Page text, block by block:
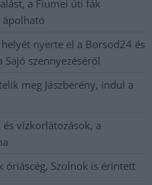
a Fiumei úti fák
ápolható
nyerte el a Borsod24 és
szennyezéséről
meg Jászberény, indul a
vízkorlátozások, a
óriáscég, Szolnok is érintett